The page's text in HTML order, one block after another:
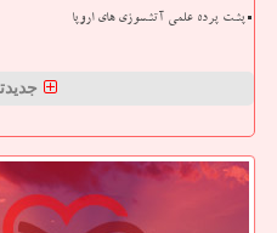
پشت پرده علمی آتشسوزی های اروپا